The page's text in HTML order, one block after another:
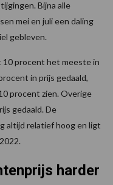
Bijna alle
mei en juli een daling
gebleven.
10 procent het meeste in
in prijs gedaald,
procent zien. Overige
gedaald. De
altijd relatief hoog en ligt
harder